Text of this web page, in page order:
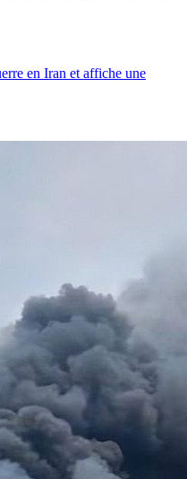
en Iran et affiche une